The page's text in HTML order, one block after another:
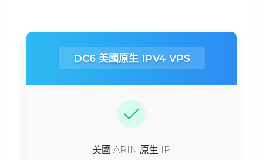
DC6 美國原生 IPV4 VPS
美國 ARIN 原生 IP